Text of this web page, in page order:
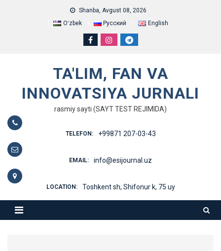
Shanba, Avgust 08, 2026
Oʻzbek
Русский English
TA'LIM, FAN VA
INNOVATSIYA JURNALI
rasmiy sayti (SAYT TEST REJIMIDA)
TELEFON: +99871 207-03-43
EMAIL: info@esijournal.uz
LOCATION: Toshkent sh, Shifonur k, 75 uy